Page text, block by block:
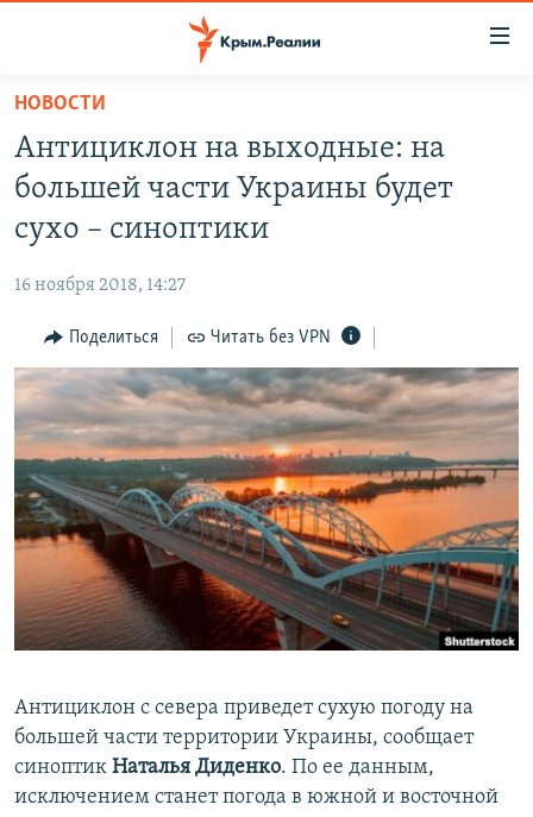
Вернуться
основному
содержанию
главной
навигации
Вернутся
поиску
СПЕЦПРОЕКТЫ
11 ЛЕТ ОККУПАЦИИ КРЫМА. 11 ИСТОРИЙ СОПРОТИВЛЕНИЯ
ЕЩЕ
ИНТЕРАКТИВ
ИНФОГРАФИКА
ТЕЛЕПРОЕКТ КРЫМ.РЕАЛИИ
СОВЕТЫ ПРАВОЗАЩИТНИКОВ
ПРОПАВШИЕ БЕЗ ВЕСТИ
ПОБЕДИТЕЛЕЙ НЕ СУДЯТ?
КРЫМ.НЕПОКОРЕННЫЙ
ELIFBE
РАДІО СВОБОДА
КАК ОБОЙТИ БЛОКИРОВКУ
Українською
Qırımtatar
ПРИСОЕДИНЯЙТЕСЬ!
Все сайты RFE/RL
НОВОСТИ
Антициклон на выходные: на
большей части Украины будет
сухо – синоптики
16 ноября 2018, 14:27
Поделиться Читать без VPN
Антициклон с севера приведет сухую погоду на
большей части территории Украины, сообщает
синоптик Наталья Диденко. По ее данным,
исключением станет погода в южной и восточной